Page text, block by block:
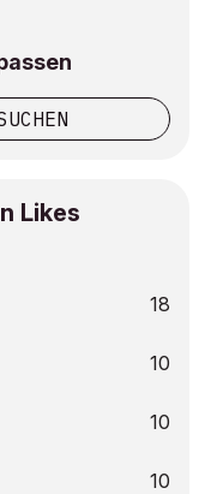
Likes
18
10
10
10